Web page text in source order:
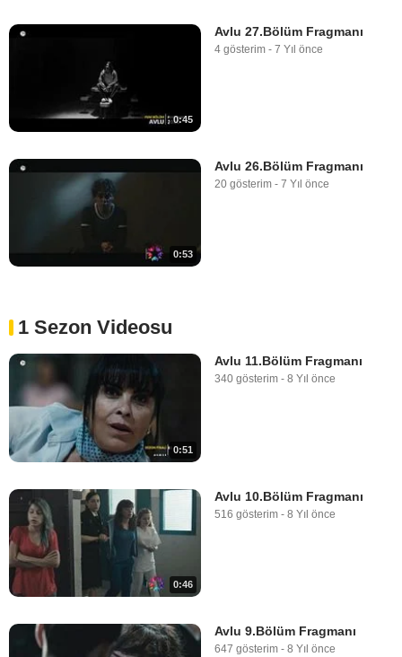
0:45
Avlu 27.Bölüm Fragmanı
4 gösterim - 7 Yıl önce
0:53
Avlu 26.Bölüm Fragmanı
20 gösterim - 7 Yıl önce
1 Sezon Videosu
0:51
Avlu 11.Bölüm Fragmanı
340 gösterim - 8 Yıl önce
0:46
Avlu 10.Bölüm Fragmanı
516 gösterim - 8 Yıl önce
Avlu 9.Bölüm Fragmanı
647 gösterim - 8 Yıl önce